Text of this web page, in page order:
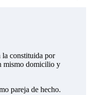
la constituida por
mismo domicilio y
pareja de hecho.